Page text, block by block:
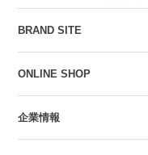
BRAND SITE
ONLINE SHOP
企業情報